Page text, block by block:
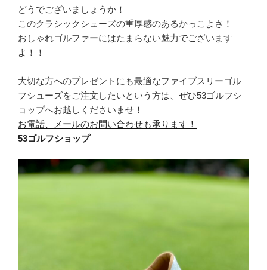
どうでございましょうか！
このクラシックシューズの重厚感のあるかっこよさ！
おしゃれゴルファーにはたまらない魅力でございます
よ！！
大切な方へのプレゼントにも最適なファイブスリーゴル
フシューズをご注文したいという方は、ぜひ53ゴルフシ
ョップへお越しくださいませ！
お電話、メールのお問い合わせも承ります！
53ゴルフショップ